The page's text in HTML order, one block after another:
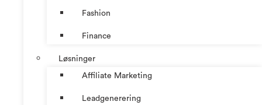
Fashion
Finance
Løsninger
Affiliate Marketing
Leadgenerering